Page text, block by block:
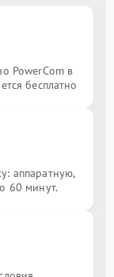
PowerCom в
бесплатно
аппаратную,
60 минут.